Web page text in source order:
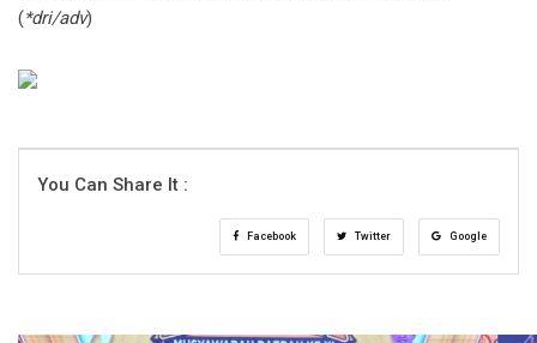
(*dri/adv)
You Can Share It :
Facebook Twitter Google